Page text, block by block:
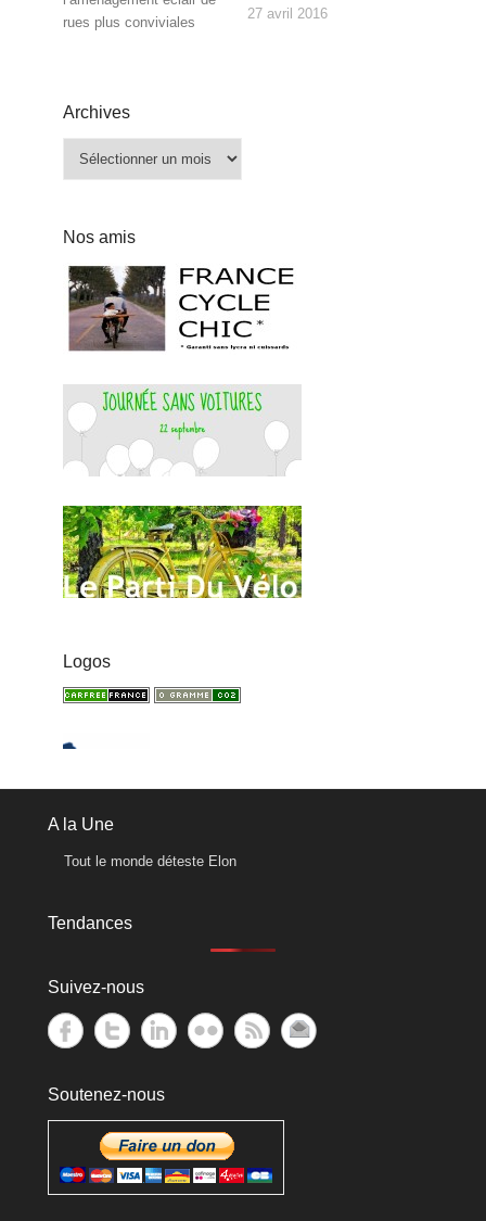
27 avril 2016
Archives
Nos amis
Logos
A la Une
Tout le monde déteste Elon
Tendances
Suivez-nous
Soutenez-nous